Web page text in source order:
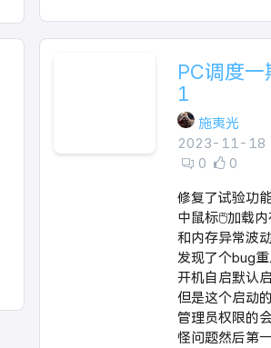
PC调度一
1
施夷光
2023-11-18
0
0
修复了试验功
中鼠标🖱️加载
和内存异常波
发现了个bug
开机自启默认
但是这个启动
管理员权限的
怪问题然后第